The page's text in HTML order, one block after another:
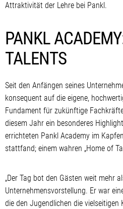
Attraktivität der Lehre bei Pankl.
PANKL
TALENTS
Seit den Anfängen seines
konsequent auf die eigene,
Fundament für zukünftige
diesem Jahr ein besonderes
errichteten Pankl Academy im
stattfand; einem wahren „Home of
„Der Tag bot den Gästen weit mehr
Unternehmensvorstellung. Er war
die den Jugendlichen die